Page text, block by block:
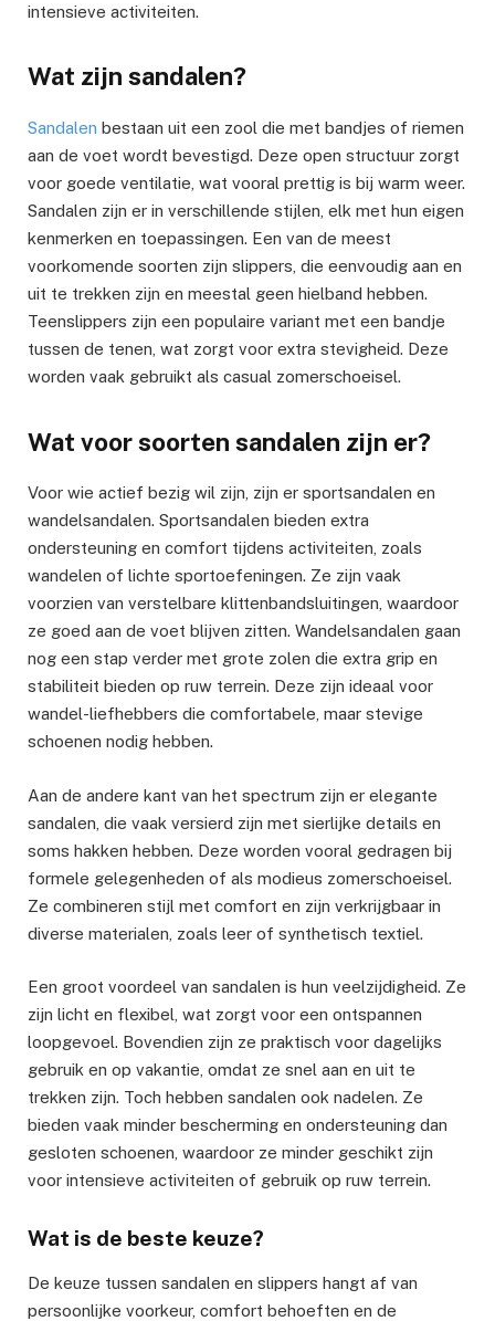
intensieve activiteiten.
Wat zijn sandalen?
Sandalen bestaan uit een zool die met bandjes of riemen
aan de voet wordt bevestigd. Deze open structuur zorgt
voor goede ventilatie, wat vooral prettig is bij warm weer.
Sandalen zijn er in verschillende stijlen, elk met hun eigen
kenmerken en toepassingen. Een van de meest
voorkomende soorten zijn slippers, die eenvoudig aan en
uit te trekken zijn en meestal geen hielband hebben.
Teenslippers zijn een populaire variant met een bandje
tussen de tenen, wat zorgt voor extra stevigheid. Deze
worden vaak gebruikt als casual zomerschoeisel.
Wat voor soorten sandalen zijn er?
Voor wie actief bezig wil zijn, zijn er sportsandalen en
wandelsandalen. Sportsandalen bieden extra
ondersteuning en comfort tijdens activiteiten, zoals
wandelen of lichte sportoefeningen. Ze zijn vaak
voorzien van verstelbare klittenbandsluitingen, waardoor
ze goed aan de voet blijven zitten. Wandelsandalen gaan
nog een stap verder met grote zolen die extra grip en
stabiliteit bieden op ruw terrein. Deze zijn ideaal voor
wandel-liefhebbers die comfortabele, maar stevige
schoenen nodig hebben.
Aan de andere kant van het spectrum zijn er elegante
sandalen, die vaak versierd zijn met sierlijke details en
soms hakken hebben. Deze worden vooral gedragen bij
formele gelegenheden of als modieus zomerschoeisel.
Ze combineren stijl met comfort en zijn verkrijgbaar in
diverse materialen, zoals leer of synthetisch textiel.
Een groot voordeel van sandalen is hun veelzijdigheid. Ze
zijn licht en flexibel, wat zorgt voor een ontspannen
loopgevoel. Bovendien zijn ze praktisch voor dagelijks
gebruik en op vakantie, omdat ze snel aan en uit te
trekken zijn. Toch hebben sandalen ook nadelen. Ze
bieden vaak minder bescherming en ondersteuning dan
gesloten schoenen, waardoor ze minder geschikt zijn
voor intensieve activiteiten of gebruik op ruw terrein.
Wat is de beste keuze?
De keuze tussen sandalen en slippers hangt af van
persoonlijke voorkeur, comfort behoeften en de